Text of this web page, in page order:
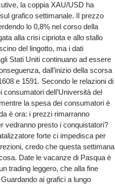
la coppia XAU/USD ha
grafico settimanale. Il prezzo
lo 0,8% nel corso della
alla crisi cipriota e allo stallo
del lingotto, ma i dati
Stati Uniti continuano ad essere
dall’inizio della scorsa
e 1591. Secondo le relazioni di
consumatori dell’Università del
la spesa dei consumatori è
è ora: i prezzi rimarranno
vedranno presto i conquistatori?
forte ci impedisca per
credo che questa settimana
Date le vacanze di Pasqua è
trading leggero, che alla fine
ai grafici a lungo